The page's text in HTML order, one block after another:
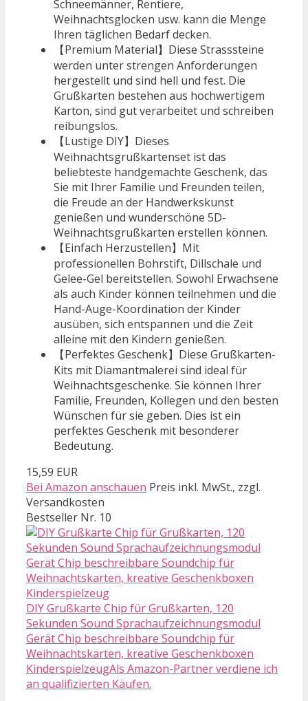
Schneemänner, Rentiere,
Weihnachtsglocken usw. kann die Menge
Ihren täglichen Bedarf decken.
【Premium Material】Diese Strasssteine ​​
werden unter strengen Anforderungen
hergestellt und sind hell und fest. Die
Grußkarten bestehen aus hochwertigem
Karton, sind gut verarbeitet und schreiben
reibungslos.
【Lustige DIY】Dieses
Weihnachtsgrußkartenset ist das
beliebteste handgemachte Geschenk, das
Sie mit Ihrer Familie und Freunden teilen,
die Freude an der Handwerkskunst
genießen und wunderschöne 5D-
Weihnachtsgrußkarten erstellen können.
【Einfach Herzustellen】Mit
professionellen Bohrstift, Dillschale und
Gelee-Gel bereitstellen. Sowohl Erwachsene
als auch Kinder können teilnehmen und die
Hand-Auge-Koordination der Kinder
ausüben, sich entspannen und die Zeit
alleine mit den Kindern genießen.
【Perfektes Geschenk】Diese Grußkarten-
Kits mit Diamantmalerei sind ideal für
Weihnachtsgeschenke. Sie können Ihrer
Familie, Freunden, Kollegen und den besten
Wünschen für sie geben. Dies ist ein
perfektes Geschenk mit besonderer
Bedeutung.
15,59 EUR
Bei Amazon anschauen Preis inkl. MwSt., zzgl.
Versandkosten
Bestseller Nr. 10
DIY Grußkarte Chip für Grußkarten, 120
Sekunden Sound Sprachaufzeichnungsmodul
Gerät Chip beschreibbare Soundchip für
Weihnachtskarten, kreative Geschenkboxen
KinderspielzeugAls Amazon-Partner verdiene ich
an qualifizierten Käufen.